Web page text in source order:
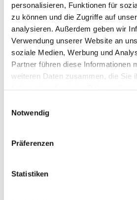
personalisieren, Funktionen für
zu können und die Zugriffe auf
analysieren. Außerdem geben wir
Verwendung unserer Website an
soziale Medien, Werbung und
Partner führen diese Informationen
weiteren Daten zusammen, die Sie
Notwendig
Präferenzen
Statistiken
Tipp: Setzen Sie auf
Zielgruppensignale
Targeting-Vorgaben.
nutzt KI, um aus
Daten (also Ihren
Kundendaten)
Kreativproduktion